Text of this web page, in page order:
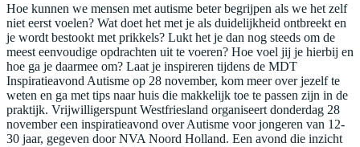
Hoe kunnen we mensen met autisme beter begrijpen als we het zelf
niet eerst voelen? Wat doet het met je als duidelijkheid ontbreekt en
je wordt bestookt met prikkels? Lukt het je dan nog steeds om de
meest eenvoudige opdrachten uit te voeren? Hoe voel jij je hierbij en
hoe ga je daarmee om? Laat je inspireren tijdens de MDT
Inspiratieavond Autisme op 28 november, kom meer over jezelf te
weten en ga met tips naar huis die makkelijk toe te passen zijn in de
praktijk. Vrijwilligerspunt Westfriesland organiseert donderdag 28
november een inspiratieavond over Autisme voor jongeren van 12-
30 jaar, gegeven door NVA Noord Holland. Een avond die inzicht